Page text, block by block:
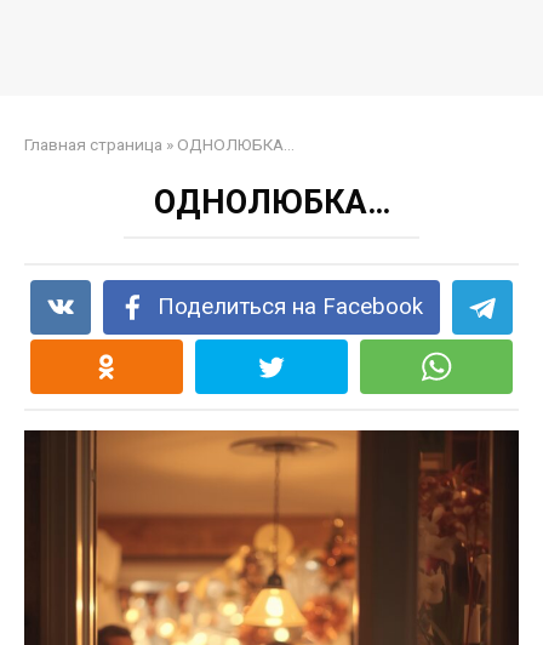
Главная страница » ОДНОЛЮБКА…
ОДНОЛЮБКА…
Поделиться на Facebook